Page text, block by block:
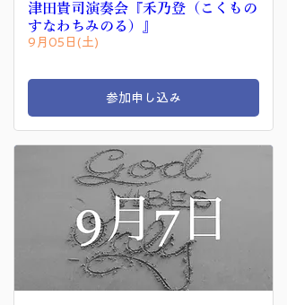
津田貴司演奏会『禾乃登（こくもの
すなわちみのる）』
9月05日(土)
参加申し込み